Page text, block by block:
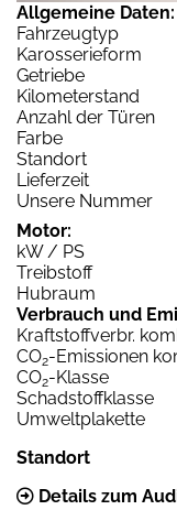
Allgemeine Daten:
Fahrzeugtyp
Karosserieform
Getriebe
Kilometerstand
Anzahl der Türen
Farbe
Standort
Lieferzeit
Unsere Nummer
Motor:
kW / PS
Treibstoff
Hubraum
Verbrauch und
Kraftstoffverbr.
CO2-Emissionen
CO2-Klasse
Schadstoffklasse
Umweltplakette
Standort
Details zum